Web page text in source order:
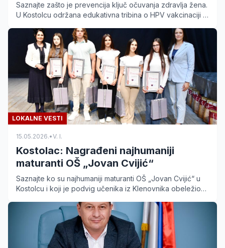
Saznajte zašto je prevencija ključ očuvanja zdravlja žena.
U Kostolcu održana edukativna tribina o HPV vakcinaciji i
LOKALNE VESTI
15.05.2026.•V. I.
Kostolac: Nagrađeni najhumaniji
maturanti OŠ „Jovan Cvijić“
Saznajte ko su najhumaniji maturanti OŠ „Jovan Cvijić“ u
Kostolcu i koji je podvig učenika iz Klenovnika obeležio